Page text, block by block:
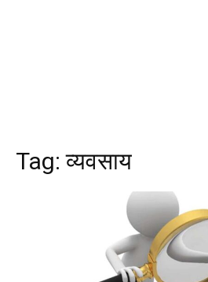
Tag:व्यवसाय